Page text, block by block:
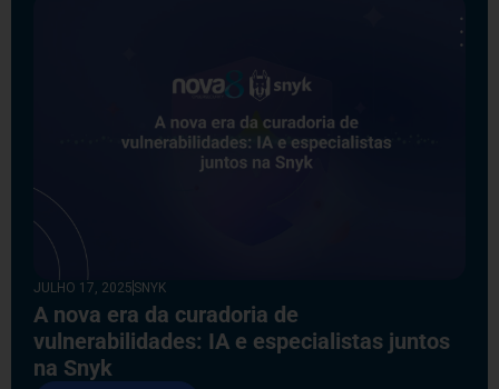
JULHO 17, 2025 SNYK
A nova era da curadoria de
vulnerabilidades: IA e especialistas juntos
na Snyk